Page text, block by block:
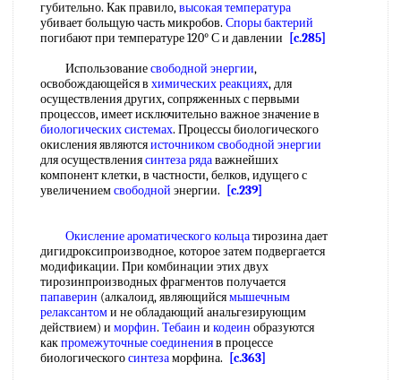
губительно. Как правило,высокая температура
убивает больщую часть микробов. Споры бактерий
погибают при температуре 120° С и давлении
[c.285]
Использованиесвободной энергии,
освобождающейся в химических реакциях, для
осуществления других, сопряженных с первыми
процессов, имеет исключительно важное значение в
биологических системах. Процессы биологического
окисления являютсяисточником свободной энергии
для осуществлениясинтезарядаважнейших
компонент клетки, в частности, белков, идущего с
увеличениемсвободной энергии. [c.239]
Окисление ароматического кольцатирозина дает
дигидроксипроизводное, которое затем подвергается
модификации. При комбинации этих двух
тирозинпроизводных фрагментов получается
папаверин (алкалоид, являющийсямышечным
релаксантоми не обладающий анальгезирующим
действием) и морфин. Тебаин и кодеин образуются
какпромежуточные соединенияв процессе
биологическогосинтезаморфина.
[c.363]